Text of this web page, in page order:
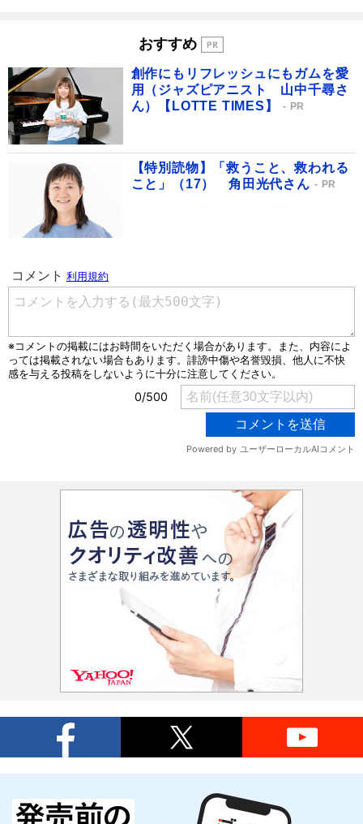
おすすめ
創作にもリフレッシュにもガムを愛
用（ジャズピアニスト 山中千尋さ
ん）【LOTTE TIMES】
PR
【特別読物】「救うこと、救われる
こと」（17） 角田光代さん
PR